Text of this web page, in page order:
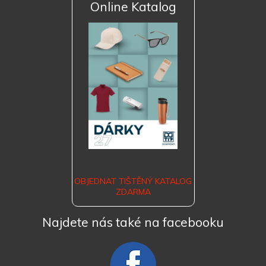
Online Katalog
OBJEDNAT TIŠTĚNÝ KATALOG
ZDARMA
Najdete nás také na facebooku